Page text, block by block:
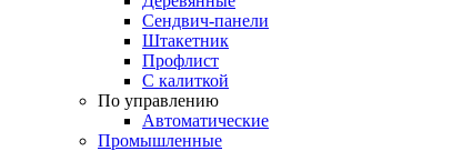
Сендвич-панели
Штакетник
Профлист
С калиткой
По управлению
Автоматические
Промышленные